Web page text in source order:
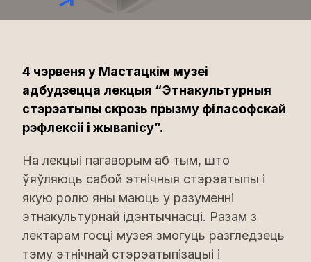
4 чэрвеня у Мастацкім музеі
адбудзецца лекцыя “Этнакультурныя
стэрэатыпы скрозь прызму філасофскай
рэфлексіі і жывапісу”.
На лекцыі пагаворым аб тым, што
ўяўляюць сабой этнічныя стэрэатыпы і
якую ролю яны маюць у разуменні
этнакультурнай ідэнтычнасці. Разам з
лектарам госці музея змогуць разгледзець
тэму этнічнай стэрэатыпізацыі і